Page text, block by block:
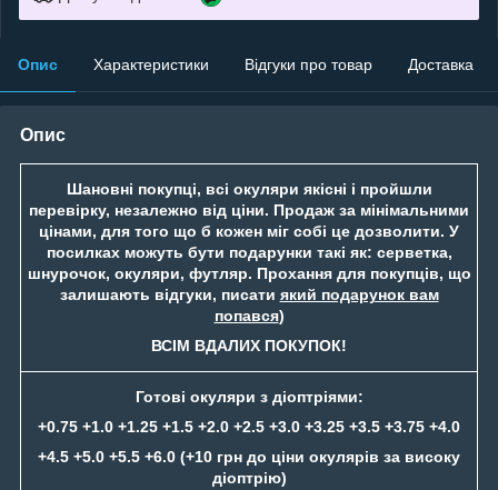
Опис Характеристики Відгуки про товар Доставка
Опис
Шановні покупці, всі окуляри якісні і пройшли
перевірку, незалежно від ціни. Продаж за мінімальними
цінами, для того що б кожен міг собі це дозволити. У
посилках можуть бути подарунки такі як: серветка,
шнурочок, окуляри, футляр. Прохання для покупців, що
залишають відгуки, писати який подарунок вам
попався)
ВСІМ ВДАЛИХ ПОКУПОК!
Готові окуляри з діоптріями:
+0.75 +1.0 +1.25 +1.5 +2.0 +2.5 +3.0 +3.25 +3.5 +3.75 +4.0
+4.5 +5.0 +5.5 +6.0 (+10 грн до ціни окулярів за високу
діоптрію)